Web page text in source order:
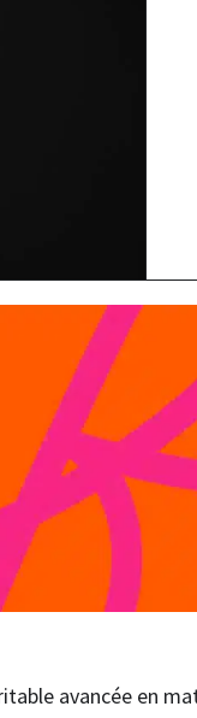
avancée en